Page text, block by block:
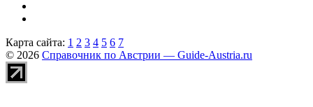
Карта сайта: 1 2 3 4 5 6 7
© 2026 Справочник по Австрии — Guide-Austria.ru